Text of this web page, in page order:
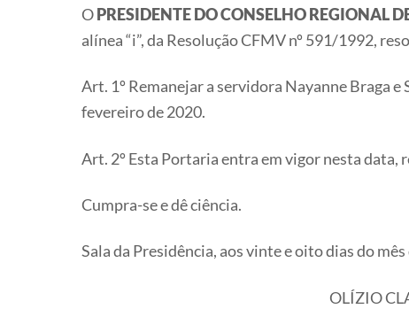
OPRESIDENTE DO CONSELHO REGIONAL
alínea “i”, da Resolução CFMV nº 591/1992,
Art. 1º Remanejar a servidora Nayanne Braga
fevereiro de 2020.
Art. 2º Esta Portaria entra em vigor nesta data,
Cumpra-se e dê ciência.
Sala da Presidência, aos vinte e oito dias do
OLÍZIO